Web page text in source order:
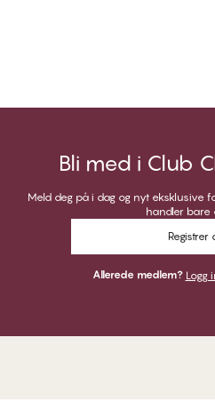
Bli med i Club
Meld deg på i dag og nyt eksklusive
handler bare
Registrer
Allerede medlem? Logg